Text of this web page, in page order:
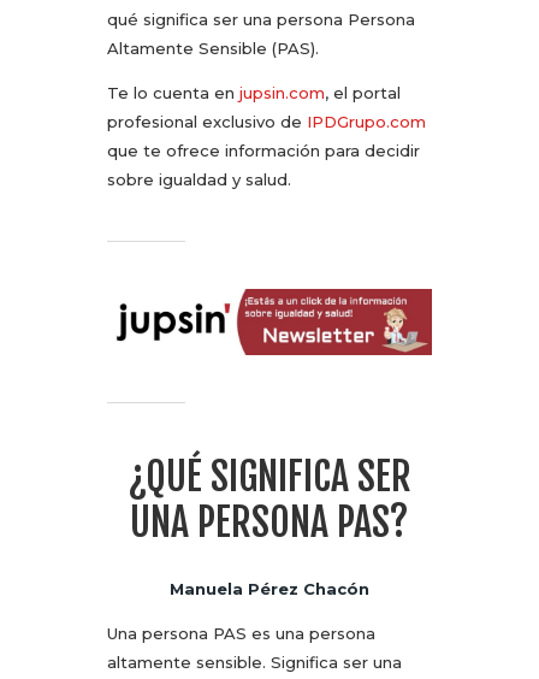
qué significa ser una persona Persona
Altamente Sensible (PAS).
Te lo cuenta en jupsin.com, el portal
profesional exclusivo de IPDGrupo.com
que te ofrece información para decidir
sobre igualdad y salud.
¿QUÉ SIGNIFICA SER
UNA PERSONA PAS?
Manuela Pérez Chacón
Una persona PAS es una persona
altamente sensible. Significa ser una